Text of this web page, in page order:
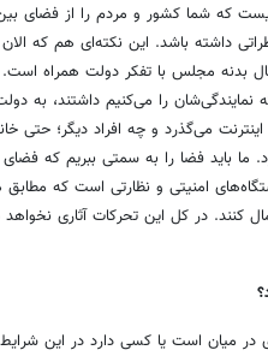
که شما کشور و مردم را از فضای
داشته باشد. این نکته‌ای هم که
بدنه مجلس با تفکر دولت همراه است.
را می‌کنیم داشتند، به دولت
می‌گذرد و چه افراد دیگر؛ حتی
باید فضا را به سمتی ببریم که فضای
امنیتی و نظارتی است که
کنند. در کل این تحرکات آثاری
در میان است یا کسی دارد در این